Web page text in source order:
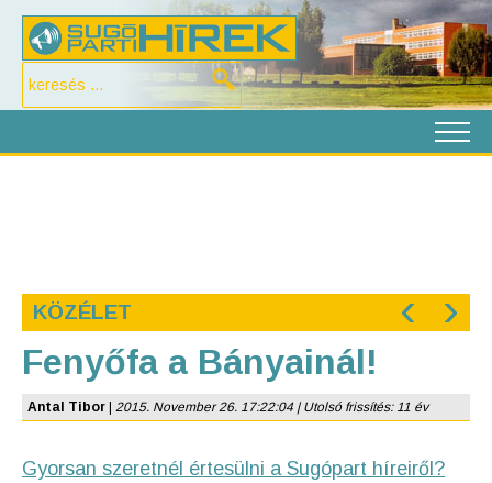
KÖZÉLET ‹ ›
Fenyőfa a Bányainál!
Antal Tibor 2015. November 26. 17:22:04 | Utolsó frissítés: 11 év
Gyorsan szeretnél értesülni a Sugópart híreiről?